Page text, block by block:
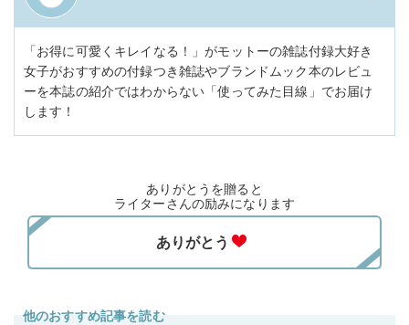
「お得に可愛くキレイなる！」がモットーの雑誌付録大好き
女子がおすすめの付録つき雑誌やブランドムック本のレビュ
ーを本誌の紹介ではわからない「使ってみた目線」でお届け
します！
ありがとうを贈ると
ライターさんの励みになります
他のおすすめ記事を読む